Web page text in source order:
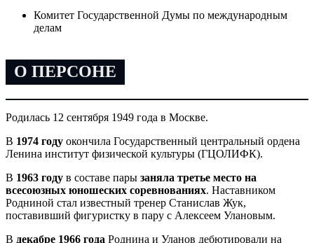
Комитет Государственной Думы по международным
делам
О ПЕРСОНЕ
Родилась 12 сентября 1949 года в Москве.
В 1974 году окончила Государственный центральный ордена
Ленина институт физической культуры (ГЦОЛИФК).
В 1963 году в составе пары заняла третье место на
всесоюзных юношеских соревнованиях. Наставником
Родниной стал известный тренер Станислав Жук,
поставивший фигуристку в пару с Алексеем Улановым.
В декабре 1966 года Роднина и Уланов дебютировали на